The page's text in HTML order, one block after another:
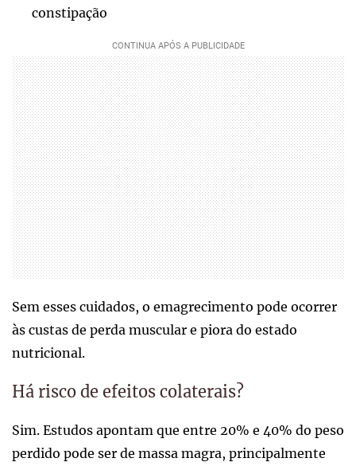
constipação
Sem esses cuidados, o emagrecimento pode ocorrer
às custas de perda muscular e piora do estado
nutricional.
Há risco de efeitos colaterais?
Sim. Estudos apontam que entre 20% e 40% do peso
perdido pode ser de massa magra, principalmente